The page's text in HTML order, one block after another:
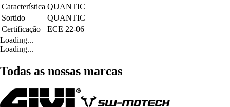
Característica QUANTIC
Sortido
QUANTIC
Certificação
ECE 22-06
Loading...
Loading...
Todas as nossas marcas